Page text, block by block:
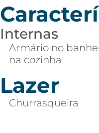
Internas
Armário no
na cozinha
Lazer
Churrasqueira